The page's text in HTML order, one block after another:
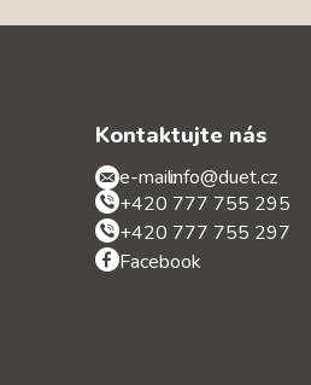
Kontaktujte nás
e-mail:info@duet.cz
+420 777 755 295
+420 777 755 297
Facebook